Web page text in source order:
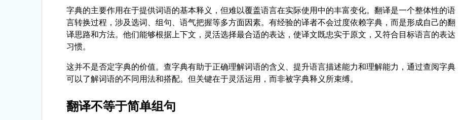
字典的主要作用在于提供词语的基本释义，但难以覆盖语言在实际使用中的丰富变化。翻译是一个整体性的语
言转换过程，涉及选词、组句、语气把握等多方面因素。有经验的译者不会过度依赖字典，而是形成自己的翻
译思路和方法。他们能够根据上下文，灵活选择最合适的表达，使译文既忠实于原文，又符合目标语言的表达
习惯。
这并不是否定字典的价值。查字典有助于正确理解词语的含义、提升语言描述能力和理解能力，通过查阅字典
可以了解词语的不同用法和搭配。但关键在于灵活运用，而非被字典释义所束缚。
翻译不等于简单组句